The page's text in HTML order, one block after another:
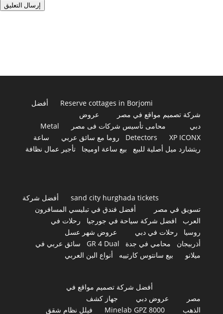
إرسال التعليق
Reserve cottages in Borjomi
أفضل
شركة تصميم مواقع في مصر
عروض
دبي
محامى تأسيس شركات فى مصر
Metal
Detectors
XP ICONX روما مع سائق عربي
ساعة
ريتشارد ميل أصلية للبيع
بيع ساعة اوميجا تأجير عمال نظافة
sand city hurghada tickets
أفضل شركة
تسويق في مصر
أفضل فندق في تبليسي المسافرون
العرب
افضل شركة سياحة في جورجيا
رحلات في
روسيا
رحلات في دبي
عروض شهر عسل
أذربيجان
محامي في جدة GR 4 Dual
سائق عربي في
ميلانو
بيع سانتوس كارتييه أنواع البن العربي
أفضل شركة تصميم مواقع في
مصر
عروض دبي
جهاز كشف
الذهب
Minelab GPZ 8000 فيلل نظام شقق